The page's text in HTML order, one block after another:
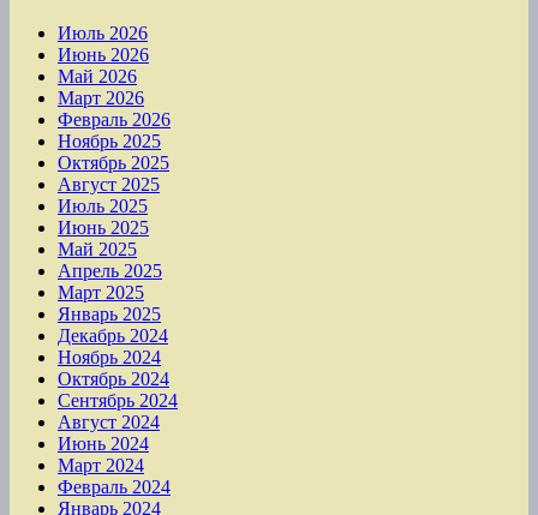
Июль 2026
Июнь 2026
Май 2026
Март 2026
Февраль 2026
Ноябрь 2025
Октябрь 2025
Август 2025
Июль 2025
Июнь 2025
Май 2025
Апрель 2025
Март 2025
Январь 2025
Декабрь 2024
Ноябрь 2024
Октябрь 2024
Сентябрь 2024
Август 2024
Июнь 2024
Март 2024
Февраль 2024
Январь 2024